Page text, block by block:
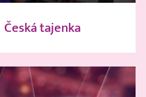
Česká tajenka